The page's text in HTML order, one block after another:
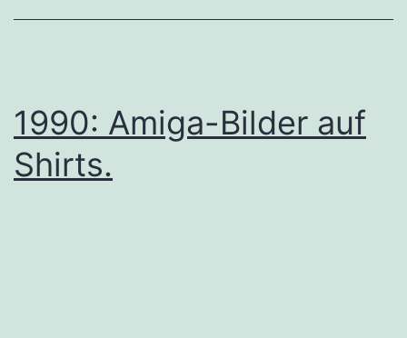
1990: Amiga-Bilder auf
Shirts.